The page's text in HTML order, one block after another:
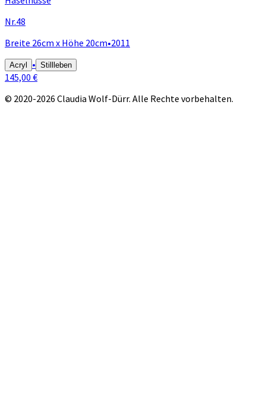
Nr.48
Breite 26cm x Höhe 20cm•2011
Acryl • Stillleben
145,00 €
© 2020-2026 Claudia Wolf-Dürr. Alle Rechte vorbehalten.